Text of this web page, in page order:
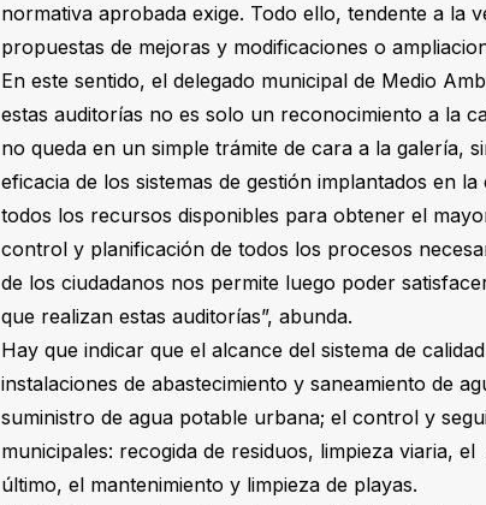
normativa aprobada exige. Todo ello, tendente a la
propuestas de mejoras y modificaciones o
En este sentido, el delegado municipal de Medio
estas auditorías no es solo un reconocimiento a la
no queda en un simple trámite de cara a la galería,
eficacia de los sistemas de gestión implantados en
todos los recursos disponibles para obtener el
control y planificación de todos los procesos
de los ciudadanos nos permite luego poder
que realizan estas auditorías”, abunda.
Hay que indicar que el alcance del sistema de
instalaciones de abastecimiento y saneamiento de
suministro de agua potable urbana; el control y
municipales: recogida de residuos, limpieza viaria,
último, el mantenimiento y limpieza de playas.